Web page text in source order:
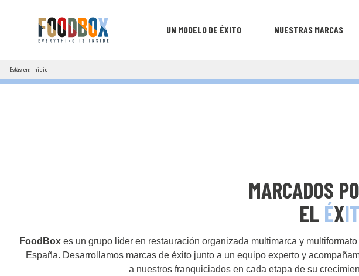
UN MODELO DE ÉXITO NUESTRAS MARCAS
Estás en: Inicio
MARCADOS
EL ÉX
FoodBox es un grupo líder en restauración organizada multimarca y multiformato
España. Desarrollamos marcas de éxito junto a un equipo experto y
a nuestros franquiciados en cada etapa de su